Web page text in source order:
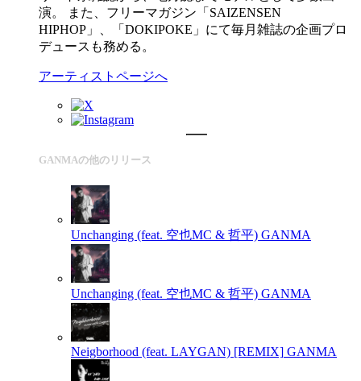
演。 また、フリーマガジン「SAIZENSEN
HIPHOP」、「DOKIPOKE」にて毎月雑誌の企画プロ
デュースも務める。
アーティストページへ
GANMAの他のリリース
Unchanging (feat. 空也MC & 哲平) GANMA
Unchanging (feat. 空也MC & 哲平) GANMA
Neigborhood (feat. LAYGAN) [REMIX] GANMA